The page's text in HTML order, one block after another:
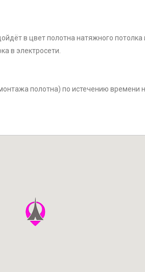
в цвет полотна натяжного потолка
в электросети.
полотна) по истечению времени